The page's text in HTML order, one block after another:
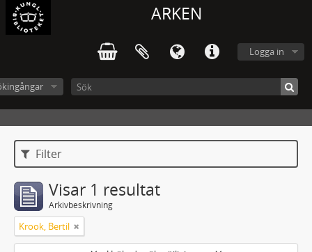
ARKEN
Logga in
Filter
Visar 1 resultat
Arkivbeskrivning
Krook, Bertil